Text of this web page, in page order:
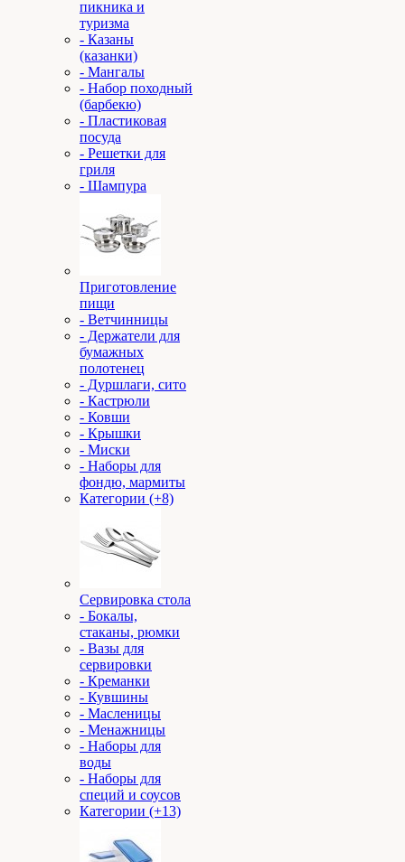
пикника и
туризма
- Казаны
(казанки)
- Мангалы
- Набор походный
(барбекю)
- Пластиковая
посуда
- Решетки для
гриля
- Шампура
Приготовление
пищи
- Ветчинницы
- Держатели для
бумажных
полотенец
- Дуршлаги, сито
- Кастрюли
- Ковши
- Крышки
- Миски
- Наборы для
фондю, мармиты
Категории (+8)
Сервировка стола
- Бокалы,
стаканы, рюмки
- Вазы для
сервировки
- Креманки
- Кувшины
- Масленицы
- Менажницы
- Наборы для
воды
- Наборы для
специй и соусов
Категории (+13)